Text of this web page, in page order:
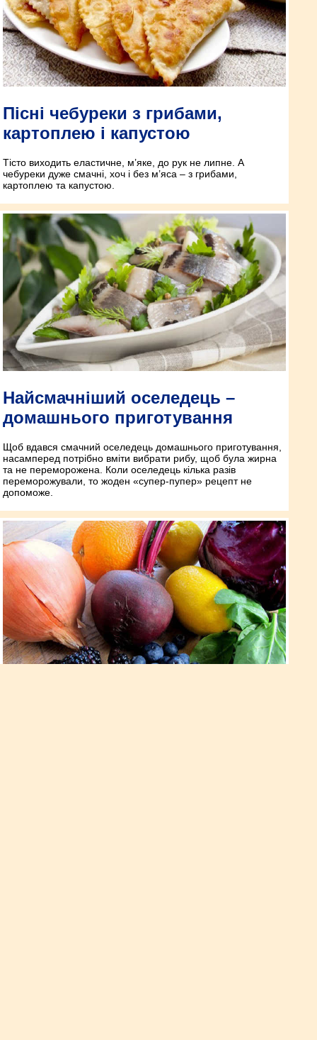
Пісні чебуреки з грибами,
картоплею і капустою
Тісто виходить еластичне, м’яке, до рук не липне. А
чебуреки дуже смачні, хоч і без м’яса – з грибами,
картоплею та капустою.
Найсмачніший оселедець –
домашнього приготування
Щоб вдався смачний оселедець домашнього приготування,
насамперед потрібно вміти вибрати рибу, щоб була жирна
та не переморожена. Коли оселедець кілька разів
переморожували, то жоден «супер-пупер» рецепт не
допоможе.